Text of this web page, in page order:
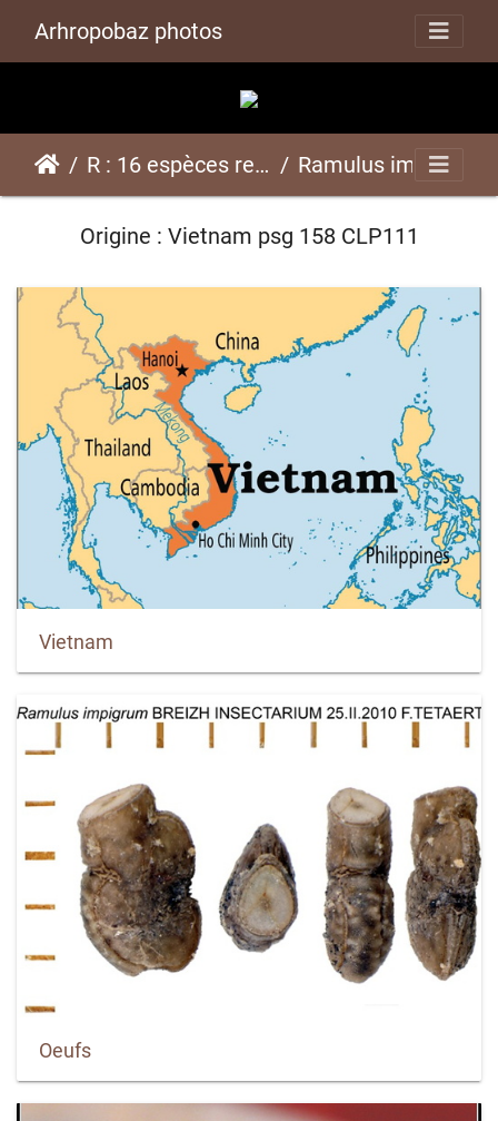
Arhropobaz photos
R : 16 espèces représentées ici Ramulus impigruspsg 158 CLP111
Origine : Vietnam psg 158 CLP111
Vietnam
Oeufs